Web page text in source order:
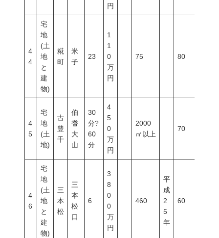
円
4
4
宅
地
(土
地
と
建
物)
糀
町
米
子
23
1
1
0
万
円
75 80
4
5
宅
地
(土
地)
古
豊
千
伯
耆
大
山
30
分?
60
分
4
5
0
万
円
2000
㎡以上
70
4
6
宅
地
(土
地
と
建
物)
三
本
松
三
本
松
口
6
3
8
0
0
万
円
460
平
成
2
5
年
60